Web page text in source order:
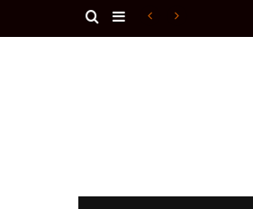
إضافة عمود جانبي